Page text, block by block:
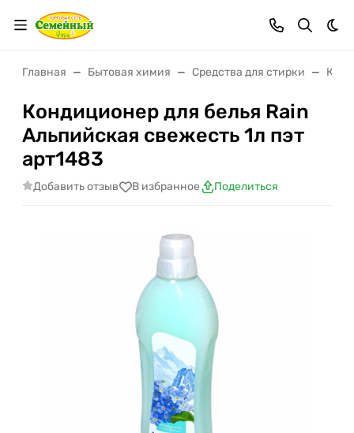
Главная Бытовая химия Средства для стирки
Кондиционер для белья Rain
Альпийская свежесть 1л пэт
арт1483
Добавить отзыв В избранное Поделиться